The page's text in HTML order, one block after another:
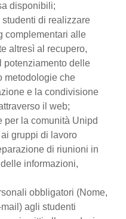
disponibili;
di realizzare
complementari alle
altresì al recupero,
potenziamento delle
metodologie che
e la condivisione
il web;
per la comunità Unipd
gruppi di lavoro
di riunioni in
informazioni,
obbligatori (Nome,
agli studenti